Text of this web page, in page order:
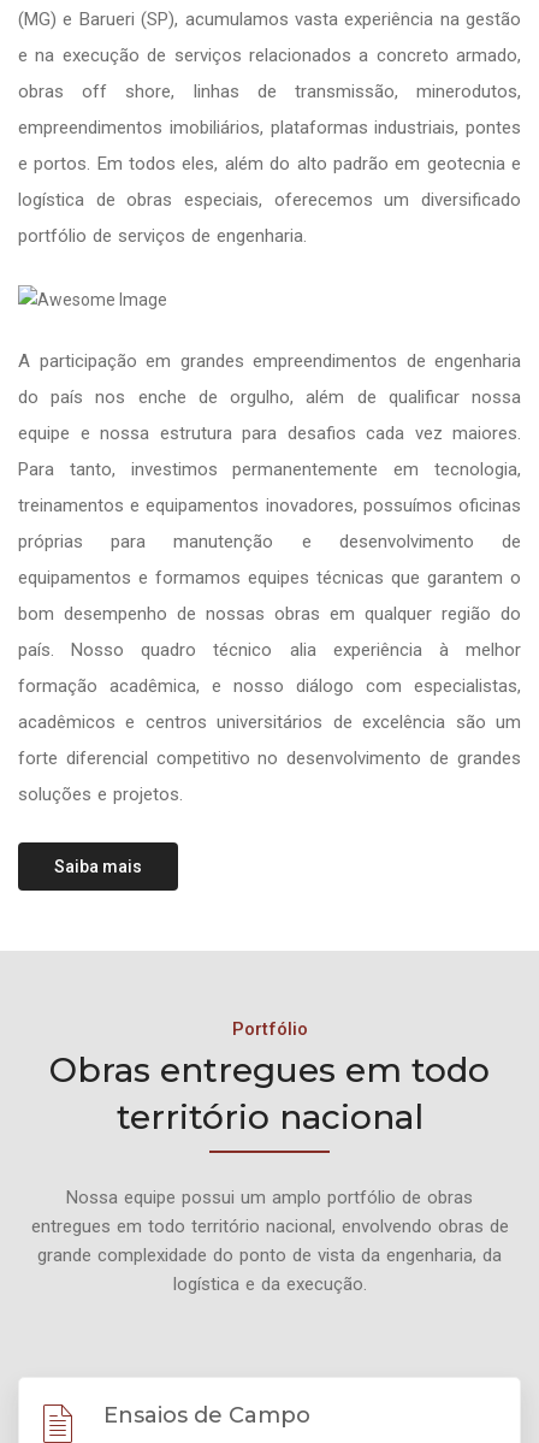
(MG) e Barueri (SP), acumulamos vasta experiência na gestão
e na execução de serviços relacionados a concreto armado,
obras off shore, linhas de transmissão, minerodutos,
empreendimentos imobiliários, plataformas industriais, pontes
e portos. Em todos eles, além do alto padrão em geotecnia e
logística de obras especiais, oferecemos um diversificado
portfólio de serviços de engenharia.
A participação em grandes empreendimentos de engenharia
do país nos enche de orgulho, além de qualificar nossa
equipe e nossa estrutura para desafios cada vez maiores.
Para tanto, investimos permanentemente em tecnologia,
treinamentos e equipamentos inovadores, possuímos oficinas
próprias para manutenção e desenvolvimento de
equipamentos e formamos equipes técnicas que garantem o
bom desempenho de nossas obras em qualquer região do
país. Nosso quadro técnico alia experiência à melhor
formação acadêmica, e nosso diálogo com especialistas,
acadêmicos e centros universitários de excelência são um
forte diferencial competitivo no desenvolvimento de grandes
soluções e projetos.
Saiba mais
Portfólio
Obras entregues em todo
território nacional
Nossa equipe possui um amplo portfólio de obras
entregues em todo território nacional, envolvendo obras de
grande complexidade do ponto de vista da engenharia, da
logística e da execução.
Ensaios de Campo